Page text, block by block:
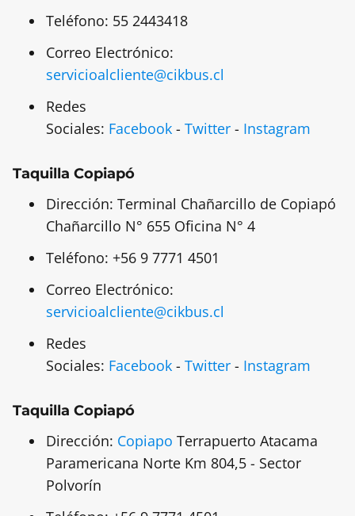
Teléfono: 55 2443418
Correo Electrónico:
servicioalcliente@cikbus.cl
Redes
Sociales: Facebook - Twitter - Instagram
Taquilla Copiapó
Dirección: Terminal Chañarcillo de Copiapó
Chañarcillo N° 655 Oficina N° 4
Teléfono: +56 9 7771 4501
Correo Electrónico:
servicioalcliente@cikbus.cl
Redes
Sociales: Facebook - Twitter - Instagram
Taquilla Copiapó
Dirección: Copiapo Terrapuerto Atacama
Paramericana Norte Km 804,5 - Sector
Polvorín